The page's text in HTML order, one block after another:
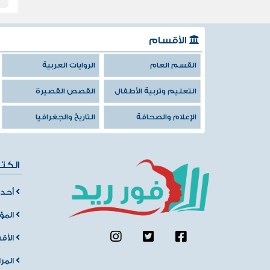
الأقسام
القسم العام الروايات العربية
التعليم وتربية الأطفال القصص القصيرة
الإعلام والصحافة التاريخ والجغرافيا